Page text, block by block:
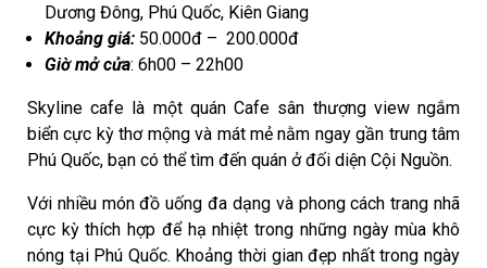
Dương Đông, Phú Quốc, Kiên Giang
Khoảng giá: 50.000đ – 200.000đ
Giờ mở cửa: 6h00 – 22h00
Skyline cafe là một quán Cafe sân thượng view ngắm
biển cực kỳ thơ mộng và mát mẻ nằm ngay gần trung tâm
Phú Quốc, bạn có thể tìm đến quán ở đối diện Cội Nguồn.
Với nhiều món đồ uống đa dạng và phong cách trang nhã
cực kỳ thích hợp để hạ nhiệt trong những ngày mùa khô
nóng tại Phú Quốc. Khoảng thời gian đẹp nhất trong ngày